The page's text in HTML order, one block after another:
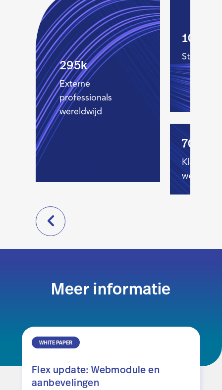
295k
Externe
professionals
wereldwijd
Staffing
700+
Klanten
Meer informatie
WHITE PAPER
Flex update: Webmodule en
aanbevelingen